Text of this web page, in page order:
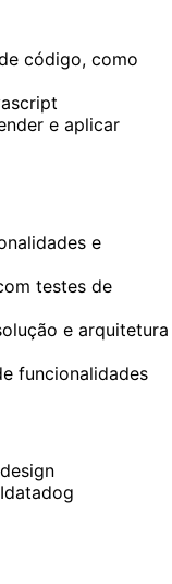
código, como
e aplicar
e
testes de
e arquitetura
funcionalidades
design
datadog